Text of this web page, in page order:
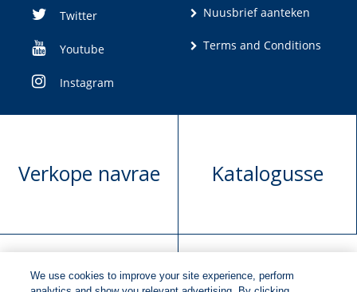
Twitter
Youtube
Instagram
Nuusbrief aanteken
Terms and Conditions
Verkope navrae Katalogusse
We use cookies to improve your site experience, perform